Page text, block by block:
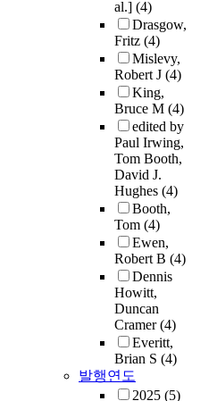
al.] (4)
Drasgow,
Fritz (4)
Mislevy,
Robert J (4)
King,
Bruce M (4)
edited by
Paul Irwing,
Tom Booth,
David J.
Hughes (4)
Booth,
Tom (4)
Ewen,
Robert B (4)
Dennis
Howitt,
Duncan
Cramer(4)
Everitt,
Brian S (4)
발행연도
2025 (5)